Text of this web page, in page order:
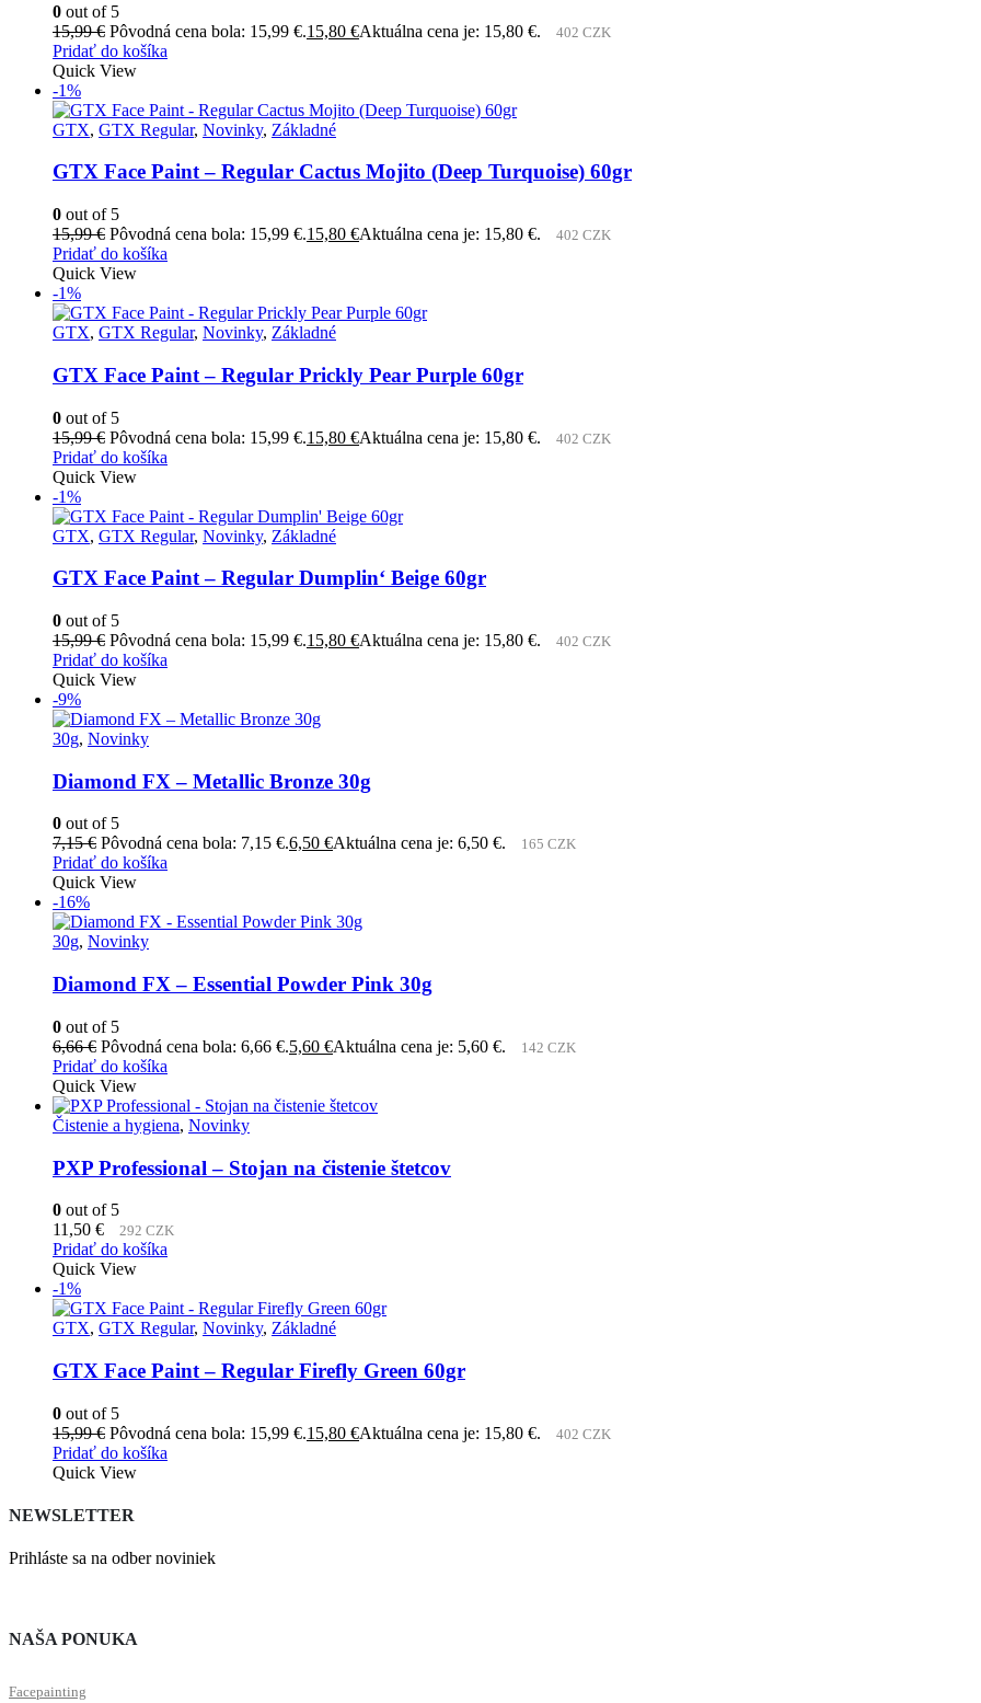
0 out of 5
15,99€ Pôvodná cena bola: 15,99 €.15,80 €Aktuálna cena je: 15,80 €. 402 CZK
Pridať do košíka
Quick View
-1%
GTX, GTX Regular, Novinky, Základné
GTX Face Paint – Regular Cactus Mojito (Deep Turquoise) 60gr
0 out of 5
15,99€ Pôvodná cena bola: 15,99 €.15,80 €Aktuálna cena je: 15,80 €. 402 CZK
Pridať do košíka
Quick View
-1%
GTX, GTX Regular, Novinky, Základné
GTX Face Paint – Regular Prickly Pear Purple 60gr
0 out of 5
15,99€ Pôvodná cena bola: 15,99 €.15,80 €Aktuálna cena je: 15,80 €. 402 CZK
Pridať do košíka
Quick View
-1%
GTX, GTX Regular, Novinky, Základné
GTX Face Paint – Regular Dumplin‘ Beige 60gr
0 out of 5
15,99€ Pôvodná cena bola: 15,99 €.15,80 €Aktuálna cena je: 15,80 €. 402 CZK
Pridať do košíka
Quick View
-9%
30g, Novinky
Diamond FX – Metallic Bronze 30g
0 out of 5
7,15€ Pôvodná cena bola: 7,15 €.6,50 €Aktuálna cena je: 6,50 €. 165 CZK
Pridať do košíka
Quick View
-16%
30g, Novinky
Diamond FX – Essential Powder Pink 30g
0 out of 5
6,66€ Pôvodná cena bola: 6,66 €.5,60 €Aktuálna cena je: 5,60 €. 142 CZK
Pridať do košíka
Quick View
Čistenie a hygiena, Novinky
PXP Professional – Stojan na čistenie štetcov
0 out of 5
11,50 € 292 CZK
Pridať do košíka
Quick View
-1%
GTX, GTX Regular, Novinky, Základné
GTX Face Paint – Regular Firefly Green 60gr
0 out of 5
15,99€ Pôvodná cena bola: 15,99 €.15,80 €Aktuálna cena je: 15,80 €. 402 CZK
Pridať do košíka
Quick View
NEWSLETTER
Prihláste sa na odber noviniek
NAŠA PONUKA
Facepainting